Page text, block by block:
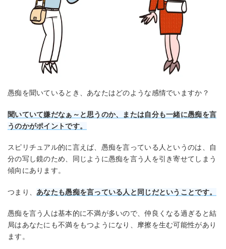
愚痴を聞いているとき、あなたはどのような感情でいますか？
聞いていて嫌だなぁ～と思うのか、または自分も一緒に愚痴を言
うのかがポイントです。
スピリチュアル的に言えば、愚痴を言っている人というのは、自
分の写し鏡のため、同じように愚痴を言う人を引き寄せてしまう
傾向にあります。
つまり、 あなたも愚痴を言っている人と同じだということです。
愚痴を言う人は基本的に不満が多いので、仲良くなる過ぎると結
局はあなたにも不満をもつようになり、摩擦を生む可能性があり
ます。